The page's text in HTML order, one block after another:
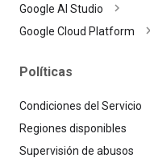
Google AI Studio
Google Cloud Platform
Políticas
Condiciones del Servicio
Regiones disponibles
Supervisión de abusos